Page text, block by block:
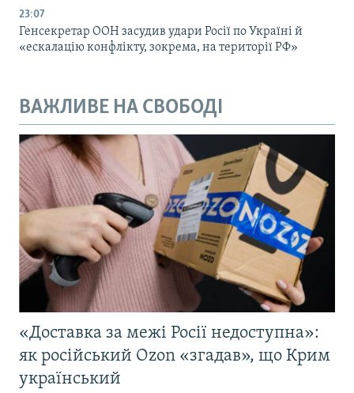
23:07
Генсекретар ООН засудив удари Росії по Україні й
«ескалацію конфлікту, зокрема, на території РФ»
ВАЖЛИВЕ НА СВОБОДІ
«Доставка за межі Росії недоступна»:
як російський Ozon «згадав», що Крим
український